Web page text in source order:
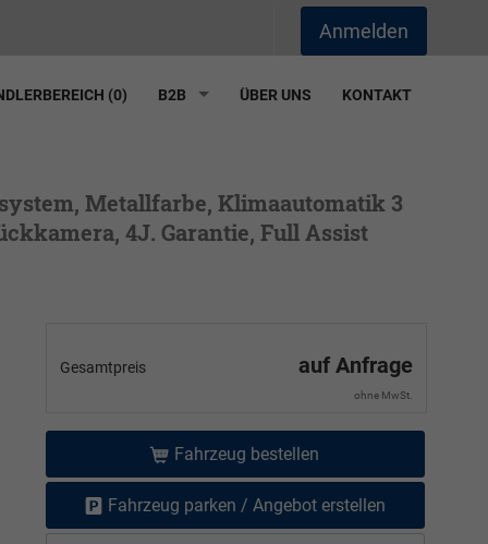
Anmelden
(0) B2B ÜBER UNS KONTAKT
Metallfarbe, Klimaautomatik 3
4J. Garantie, Full Assist
Gesamtpreis auf Anfrage
ohne MwSt.
Fahrzeug bestellen
Fahrzeug parken / Angebot erstellen